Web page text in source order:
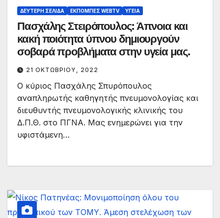
ΔΕΎΤΕΡΗ ΣΕΛΊΔΑ ΕΚΠΟΜΠΈΣ WEBTV ΥΓΕΊΑ
Πασχάλης Στειρόπουλος: Άπνοια και
κακή ποιότητα ύπνου δημιουργούν
σοβαρά προβλήματα στην υγεία μας.￼
21 ΟΚΤΩΒΡΊΟΥ, 2022
Ο κύριος Πασχάλης Σπυρόπουλος
αναπληρωτής καθηγητής πνευμονολογίας και
διευθυντής πνευμονολογικής κλινικής του
Δ.Π.Θ. στο ΠΓΝΑ. Μας ενημερώνει για την
υφιστάμενη…